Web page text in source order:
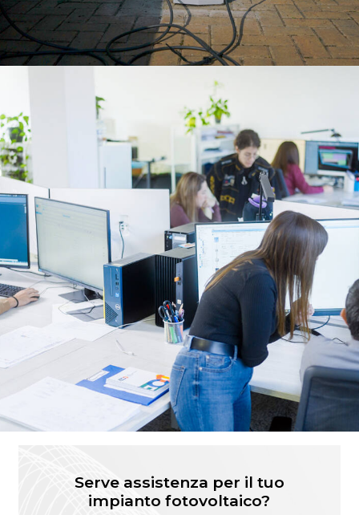
Serve assistenza per il tuo
impianto fotovoltaico?